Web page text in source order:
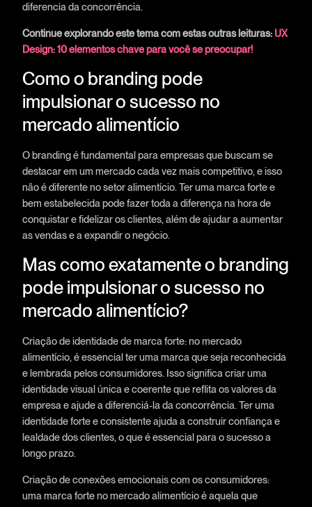
diferencia da concorrência.
Continue explorando este tema com estas outras leituras: UX
Design: 10 elementos chave para você se preocupar!
Como o branding pode
impulsionar o sucesso no
mercado alimentício
O branding é fundamental para empresas que buscam se
destacar em um mercado cada vez mais competitivo, e isso
não é diferente no setor alimentício. Ter uma marca forte e
bem estabelecida pode fazer toda a diferença na hora de
conquistar e fidelizar os clientes, além de ajudar a aumentar
as vendas e a expandir o negócio.
Mas como exatamente o branding
pode impulsionar o sucesso no
mercado alimentício?
Criação de identidade de marca forte: no mercado
alimentício, é essencial ter uma marca que seja reconhecida
e lembrada pelos consumidores. Isso significa criar uma
identidade visual única e coerente que reflita os valores da
empresa e ajude a diferenciá-la da concorrência. Ter uma
identidade forte e consistente ajuda a construir confiança e
lealdade dos clientes, o que é essencial para o sucesso a
longo prazo.
Criação de conexões emocionais com os consumidores:
uma marca forte no mercado alimentício é aquela que